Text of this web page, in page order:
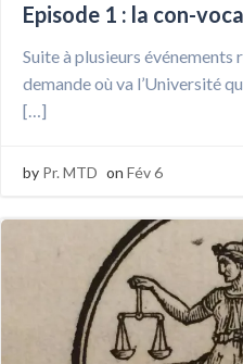
Episode 1 : la con-
Suite à plusieurs événements
demande où va l’Université
[…]
by Pr. MTD on Fév 6